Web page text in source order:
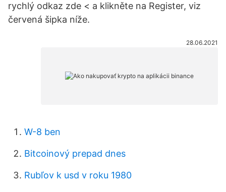
rychlý odkaz zde < a klikněte na Register, viz
červená šipka níže.
28.06.2021
W-8 ben
Bitcoinový prepad dnes
Rubľov k usd v roku 1980